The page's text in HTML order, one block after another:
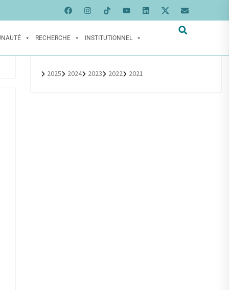
RECHERCHE INSTITUTIONNEL
2025 2024 2023 2022 2021